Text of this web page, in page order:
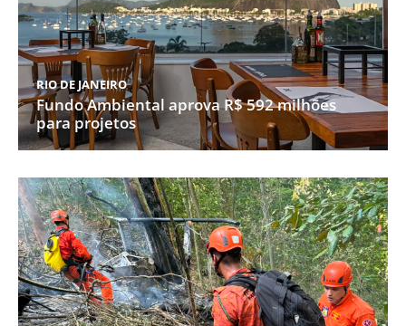
RIO DE JANEIRO
Fundo Ambiental aprova R$ 592 milhões
para projetos